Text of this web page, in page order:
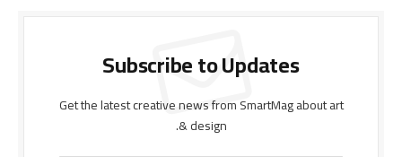
Subscribe to Updates
Get the latest creative news from SmartMag about art
& design.